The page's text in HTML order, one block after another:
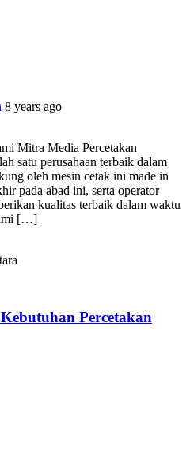
8 years ago
Mitra Media Percetakan
satu perusahaan terbaik dalam
oleh mesin cetak ini made in
pada abad ini, serta operator
kualitas terbaik dalam waktu
[…]
Percetakan